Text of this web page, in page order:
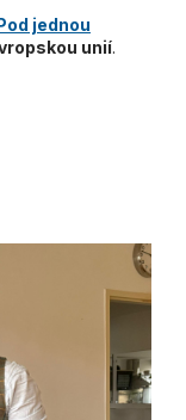
jednou
unií.